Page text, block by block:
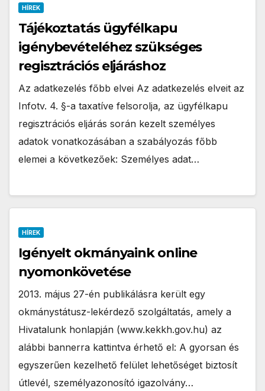
HÍREK
Tájékoztatás ügyfélkapu
igénybevételéhez szükséges
regisztrációs eljáráshoz
Az adatkezelés főbb elvei Az adatkezelés elveit az
Infotv. 4. §-a taxatíve felsorolja, az ügyfélkapu
regisztrációs eljárás során kezelt személyes
adatok vonatkozásában a szabályozás főbb
elemei a következőek: Személyes adat…
HÍREK
Igényelt okmányaink online
nyomonkövetése
2013. május 27-én publikálásra került egy
okmánystátusz-lekérdező szolgáltatás, amely a
Hivatalunk honlapján (www.kekkh.gov.hu) az
alábbi bannerra kattintva érhető el: A gyorsan és
egyszerűen kezelhető felület lehetőséget biztosít
útlevél, személyazonosító igazolvány…